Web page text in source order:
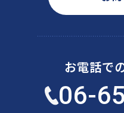
お電話で
06-